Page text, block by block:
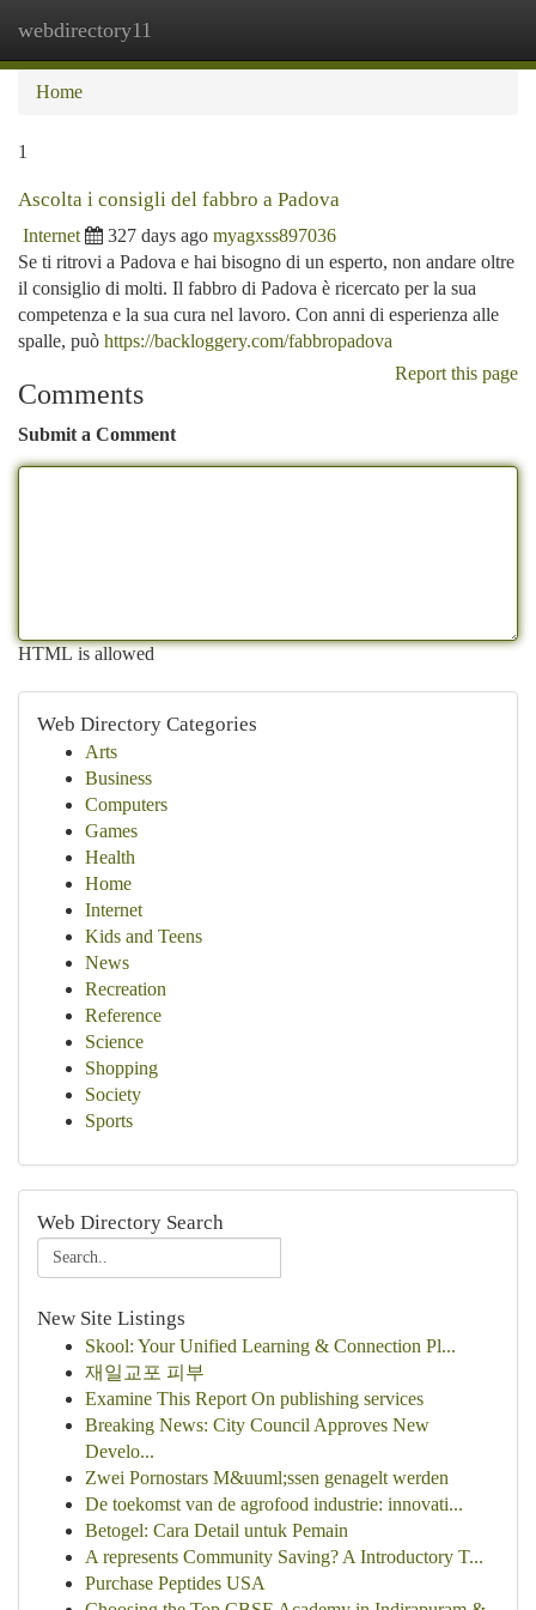
webdirectory11
Home
1
Ascolta i consigli del fabbro a Padova
Internet 327 days ago myagxss897036
Se ti ritrovi a Padova e hai bisogno di un esperto, non andare oltre
il consiglio di molti. Il fabbro di Padova è ricercato per la sua
competenza e la sua cura nel lavoro. Con anni di esperienza alle
spalle, può https://backloggery.com/fabbropadova
Report this page
Comments
Submit a Comment
HTML is allowed
Web Directory Categories
Arts
Business
Computers
Games
Health
Home
Internet
Kids and Teens
News
Recreation
Reference
Science
Shopping
Society
Sports
Web Directory Search
New Site Listings
Skool: Your Unified Learning & Connection Pl...
재일교포 피부
Examine This Report On publishing services
Breaking News: City Council Approves New
Develo...
Zwei Pornostars M&uuml;ssen genagelt werden
De toekomst van de agrofood industrie: innovati...
Betogel: Cara Detail untuk Pemain
A represents Community Saving? A Introductory T...
Purchase Peptides USA